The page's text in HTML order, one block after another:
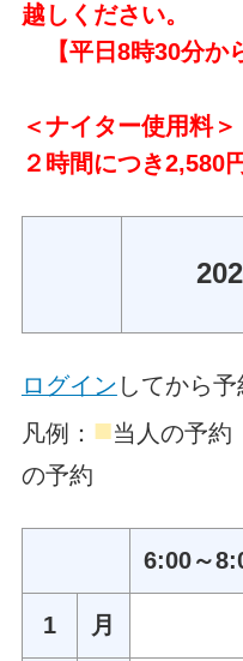
越しください。
【平日8時30分か
＜ナイター使用料＞
２時間につき2,580
ログイン してから予
凡例： ■当人の予
の予約
6:00～
1 月